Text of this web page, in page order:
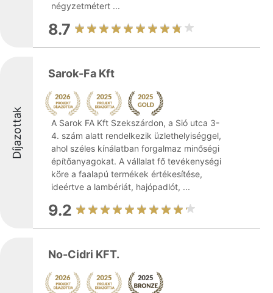
négyzetmétert ...
8.7
Díjazottak
Sarok-Fa Kft
A Sarok FA Kft Szekszárdon, a Sió utca 3-
4. szám alatt rendelkezik üzlethelyiséggel,
ahol széles kínálatban forgalmaz minőségi
építőanyagokat. A vállalat fő tevékenységi
köre a faalapú termékek értékesítése,
ideértve a lambériát, hajópadlót, ...
9.2
No-Cidri KFT.